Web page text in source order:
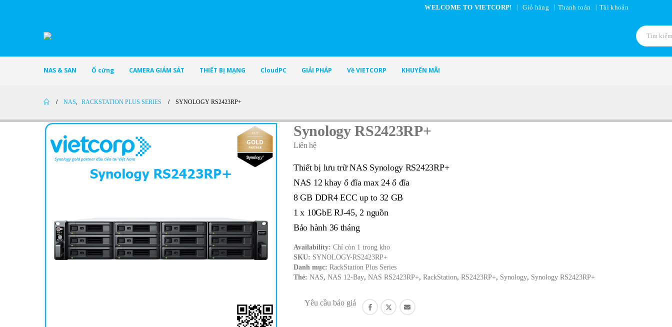
WELCOME TO VIETCORP! | Giỏ hàng Thanh toán Tài khoản
NAS & SAN Ổ cứng CAMERA GIÁM SÁT THIẾT BỊ MẠNG CloudPC GIẢI PHÁP Về VIETCORP KHUYẾN MÃI
NAS, RACKSTATION PLUS SERIES SYNOLOGY RS2423RP+
Synology RS2423RP+
Liên hệ
Thiết bị lưu trữ NAS Synology RS2423RP+
NAS 12 khay ổ đĩa max 24 ổ đĩa
8 GB DDR4 ECC up to 32 GB
1 x 10GbE RJ-45, 2 nguồn
Bảo hành 36 tháng
Availability: Chỉ còn 1 trong kho
SKU: SYNOLOGY-RS2423RP+
Danh mục: RackStation Plus Series
Thẻ: NAS, NAS 12-Bay, NAS RS2423RP+, RackStation, RS2423RP+, Synology, Synology RS2423RP+
Yêu cầu báo giá